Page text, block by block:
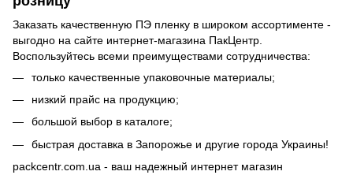
Заказать качественную ПЭ пленку в широком ассортименте -
выгодно на сайте интернет-магазина ПакЦентр.
Воспользуйтесь всеми преимуществами сотрудничества:
только качественные упаковочные материалы;
низкий прайс на продукцию;
большой выбор в каталоге;
быстрая доставка в Запорожье и другие города Украины!
packcentr.com.ua - ваш надежный интернет магазин